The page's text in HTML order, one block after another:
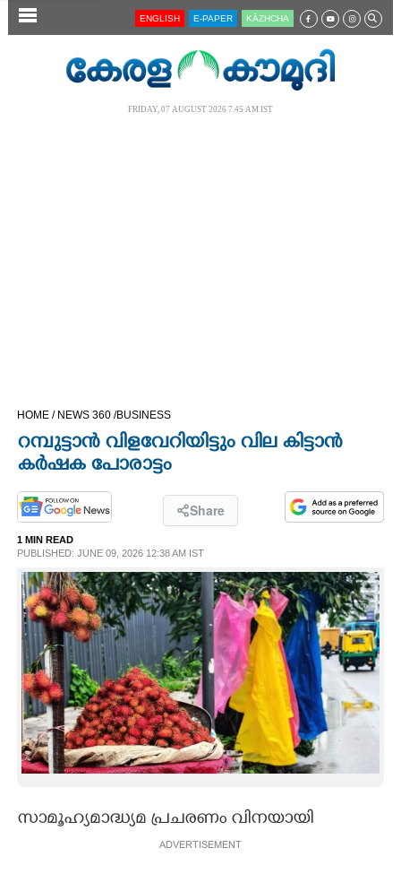
SECTIONS
CINEMA
OPINION
PHOTOS
LIFESTYLE
SPIRITUAL
INFO+
ART
ENGLISH E-PAPER KĀZHCHA
FRIDAY, 07 AUGUST 2026 7.45 AM IST
HOME / NEWS 360 /BUSINESS
റമ്പുട്ടാൻ വിളവേറിയിട്ടും വില കിട്ടാൻ
കർഷക പോരാട്ടം
Share
1 MIN READ
PUBLISHED: JUNE 09, 2026 12:38 AM IST
സാമൂഹ്യമാദ്ധ്യമ പ്രചരണം വിനയായി
ADVERTISEMENT